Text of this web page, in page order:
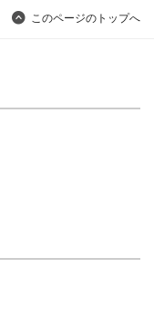
このページのトップへ